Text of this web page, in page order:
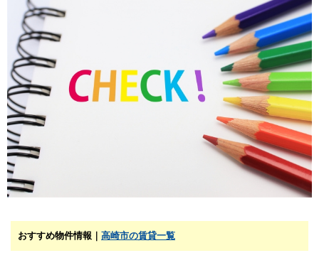
おすすめ物件情報｜ 高崎市の賃貸一覧